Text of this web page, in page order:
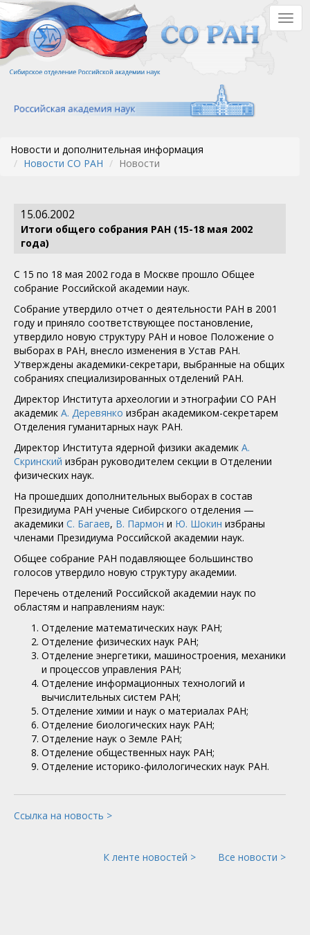
Перейти
к
основному
содержанию
Новости и дополнительная информация
Новости СО РАН
Новости
15.06.2002
Итоги общего собрания РАН (15-18 мая 2002
года)
С 15 по 18 мая 2002 года в Москве прошло Общее
собрание Российской академии наук.
Собрание утвердило отчет о деятельности РАН в 2001
году и приняло соответствующее постановление,
утвердило новую структуру РАН и новое Положение о
выборах в РАН, внесло изменения в Устав РАН.
Утверждены академики-секретари, выбранные на общих
собраниях специализированных отделений РАН.
Директор Института археологии и этнографии СО РАН
академик А. Деревянко избран академиком-секретарем
Отделения гуманитарных наук РАН.
Директор Института ядерной физики академик А.
Скринский избран руководителем секции в Отделении
физических наук.
На прошедших дополнительных выборах в состав
Президиума РАН ученые Сибирского отделения —
академики С. Багаев, В. Пармон и Ю. Шокин избраны
членами Президиума Российской академии наук.
Общее собрание РАН подавляющее большинство
голосов утвердило новую структуру академии.
Перечень отделений Российской академии наук по
областям и направлениям наук:
Отделение математических наук РАН;
Отделение физических наук РАН;
Отделение энергетики, машиностроения, механики
и процессов управления РАН;
Отделение информационных технологий и
вычислительных систем РАН;
Отделение химии и наук о материалах РАН;
Отделение биологических наук РАН;
Отделение наук о Земле РАН;
Отделение общественных наук РАН;
Отделение историко-филологических наук РАН.
Ссылка на новость >
К ленте новостей > Все новости >